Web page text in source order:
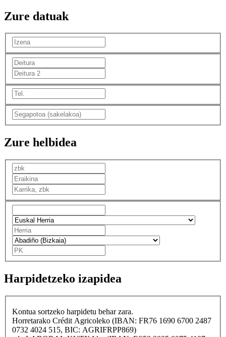
Zure datuak
Zure helbidea
Harpidetzeko izapidea
Kontua sortzeko harpidetu behar zara.
Horretarako Crédit Agricoleko (IBAN: FR76 1690 6700 2487
0732 4024 515, BIC: AGRIFRPP869)